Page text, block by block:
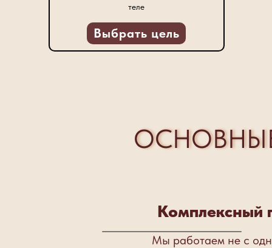
теле
Выбрать цель
ОСНОВНЫЕ
Комплексный
Мы работаем не с